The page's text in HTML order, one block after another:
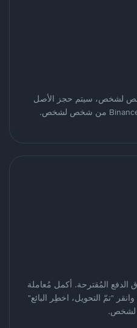
لشخص، سيتم حجز الأصل
الدفع المُقترحة. أكمل مُعاملة
"تمّ التحويل، اخطِر البائع"